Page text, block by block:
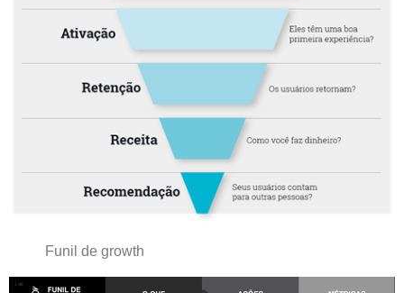
Funil de growth